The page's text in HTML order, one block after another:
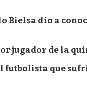
Bielsa dio a
jugador de la
futbolista que